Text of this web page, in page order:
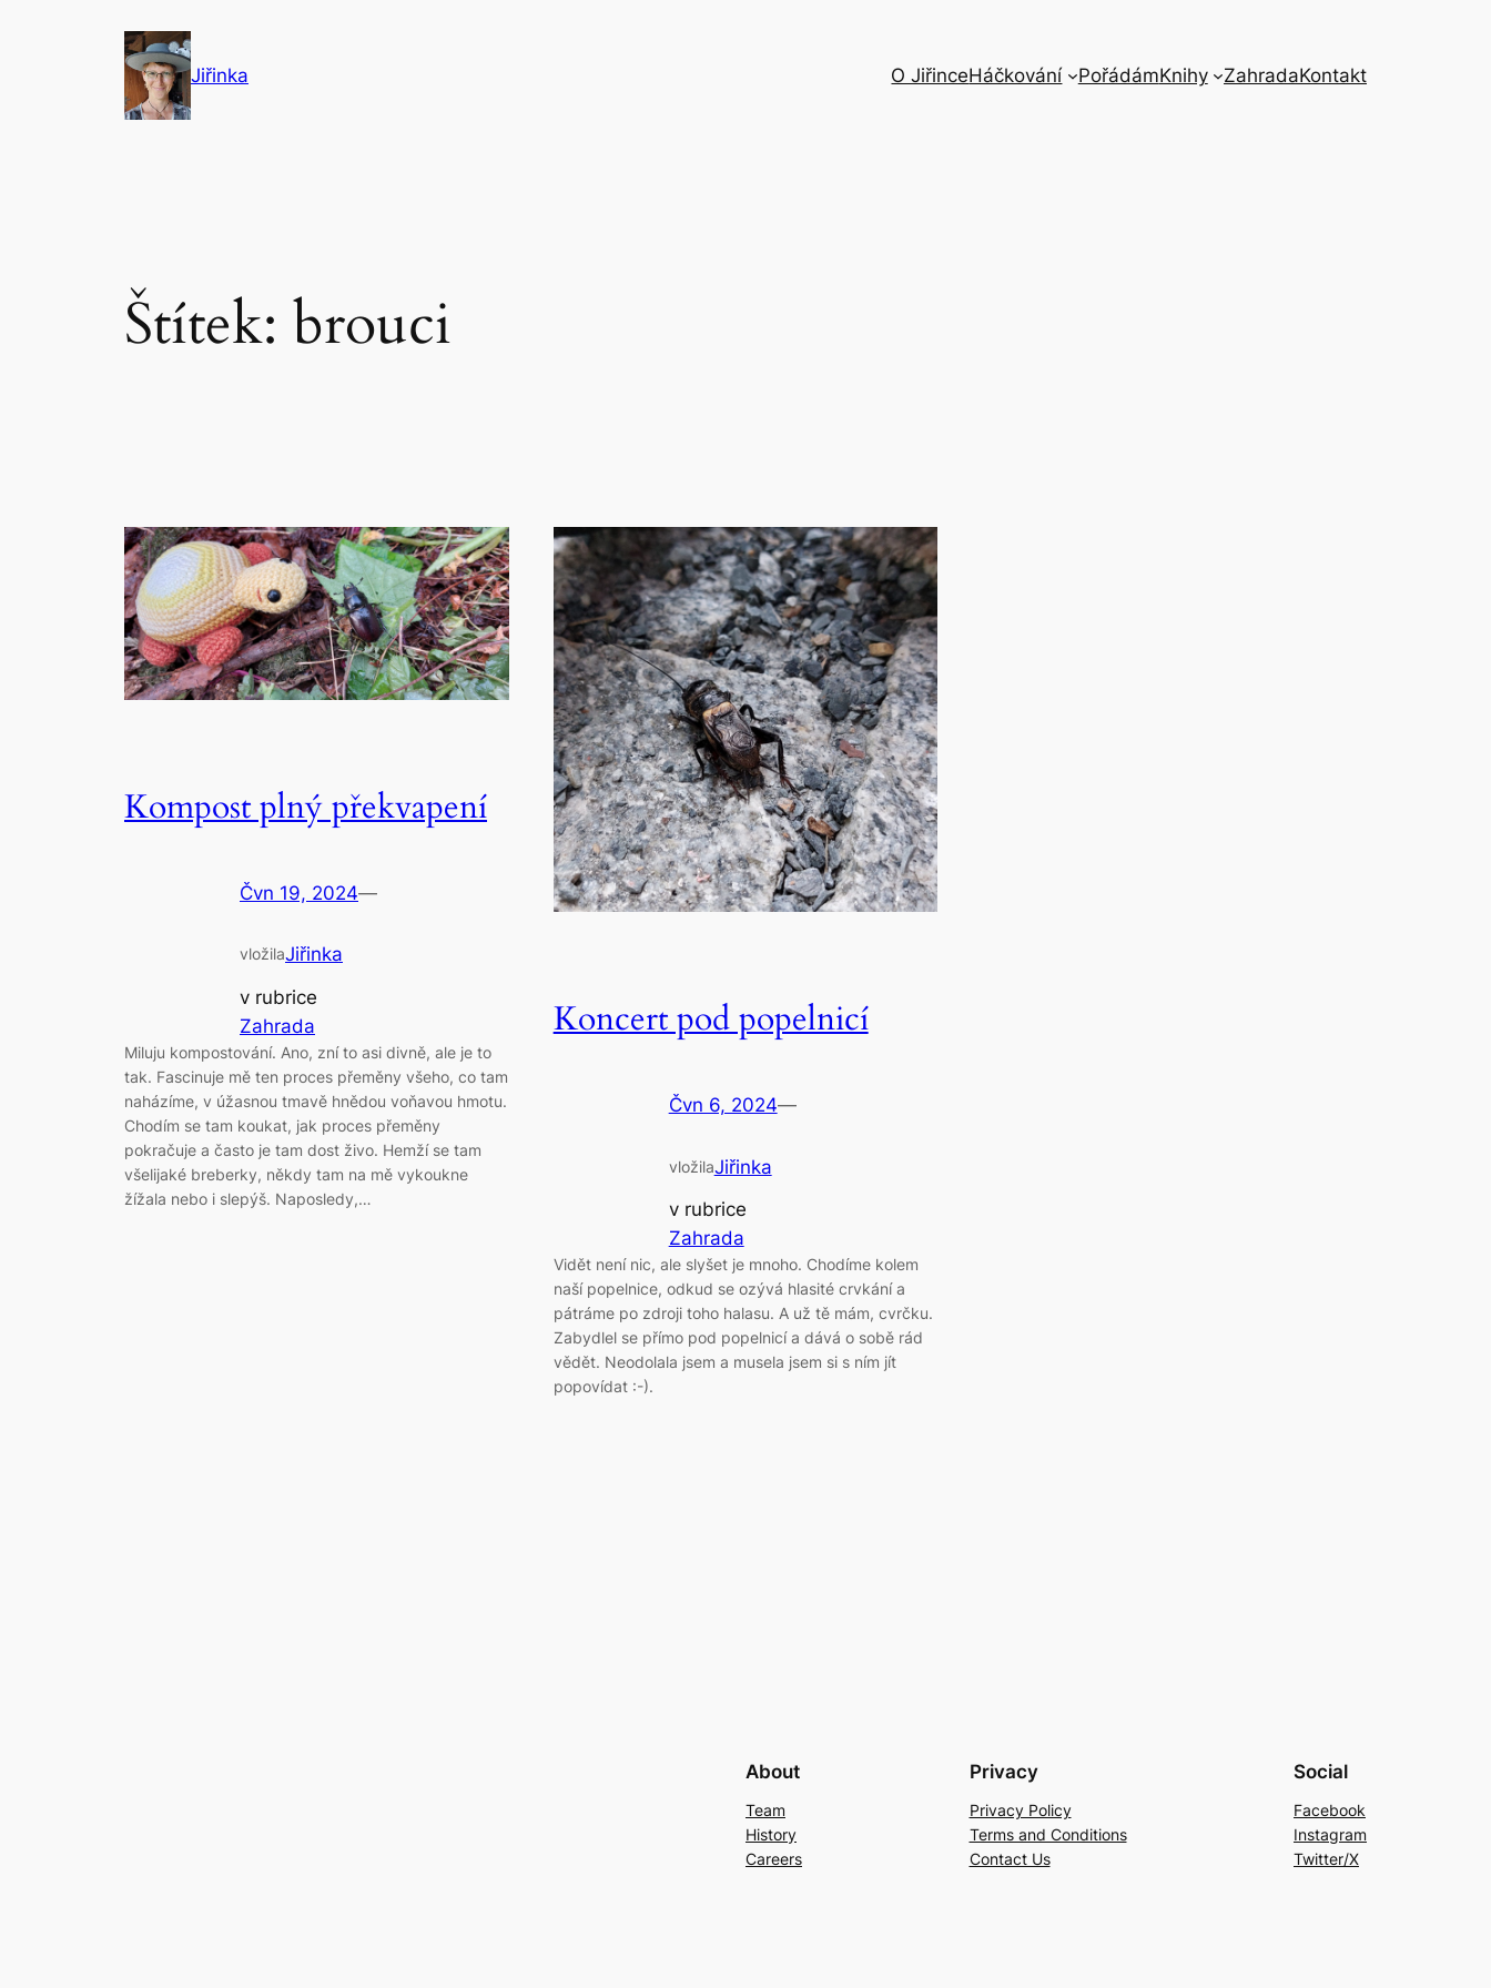
Jiřinka O JiřinceHáčkování PořádámKnihy ZahradaKontakt
Štítek: brouci
Kompost plný překvapení
Čvn 19, 2024—
vložilaJiřinka
v rubrice
Zahrada
Miluju kompostování. Ano, zní to asi divně, ale je to
tak. Fascinuje mě ten proces přeměny všeho, co tam
naházíme, v úžasnou tmavě hnědou voňavou hmotu.
Chodím se tam koukat, jak proces přeměny
pokračuje a často je tam dost živo. Hemží se tam
všelijaké breberky, někdy tam na mě vykoukne
žížala nebo i slepýš. Naposledy,…
Koncert pod popelnicí
Čvn 6, 2024—
vložilaJiřinka
v rubrice
Zahrada
Vidět není nic, ale slyšet je mnoho. Chodíme kolem
naší popelnice, odkud se ozývá hlasité crvkání a
pátráme po zdroji toho halasu. A už tě mám, cvrčku.
Zabydlel se přímo pod popelnicí a dává o sobě rád
vědět. Neodolala jsem a musela jsem si s ním jít
popovídat :-).
About
Team
History
Careers
Privacy
Privacy Policy
Terms and Conditions
Contact Us
Social
Facebook
Instagram
Twitter/X